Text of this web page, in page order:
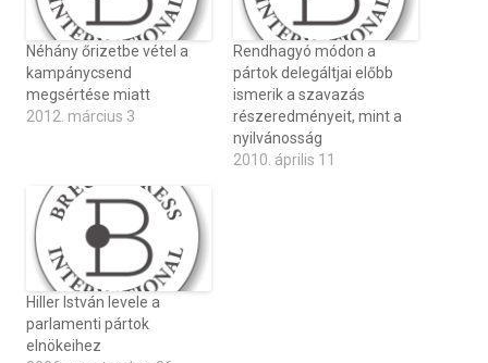
Néhány őrizetbe vétel a
kampánycsend
megsértése miatt
2012. március 3
Rendhagyó módon a
pártok delegáltjai előbb
ismerik a szavazás
részeredményeit, mint a
nyilvánosság
2010. április 11
Hiller István levele a
parlamenti pártok
elnökeihez